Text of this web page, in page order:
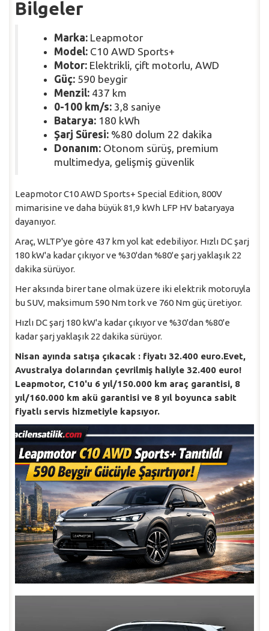
Bilgeler
Marka: Leapmotor
Model: C10 AWD Sports+
Motor: Elektrikli, çift motorlu, AWD
Güç: 590 beygir
Menzil: 437 km
0-100 km/s: 3,8 saniye
Batarya: 180 kWh
Şarj Süresi: %80 dolum 22 dakika
Donanım: Otonom sürüş, premium
multimedya, gelişmiş güvenlik
Leapmotor C10 AWD Sports+ Special Edition, 800V
mimarisine ve daha büyük 81,9 kWh LFP HV bataryaya
dayanıyor.
Araç, WLTP'ye göre 437 km yol kat edebiliyor. Hızlı DC şarj
180 kW'a kadar çıkıyor ve %30'dan %80'e şarj yaklaşık 22
dakika sürüyor.
Her aksında birer tane olmak üzere iki elektrik motoruyla
bu SUV, maksimum 590 Nm tork ve 760 Nm güç üretiyor.
Hızlı DC şarj 180 kW'a kadar çıkıyor ve %30'dan %80'e
kadar şarj yaklaşık 22 dakika sürüyor.
Nisan ayında satışa çıkacak : fiyatı 32.400 euro.Evet,
Avustralya dolarından çevrilmiş haliyle 32.400 euro!
Leapmotor, C10'u 6 yıl/150.000 km araç garantisi, 8
yıl/160.000 km akü garantisi ve 8 yıl boyunca sabit
fiyatlı servis hizmetiyle kapsıyor.